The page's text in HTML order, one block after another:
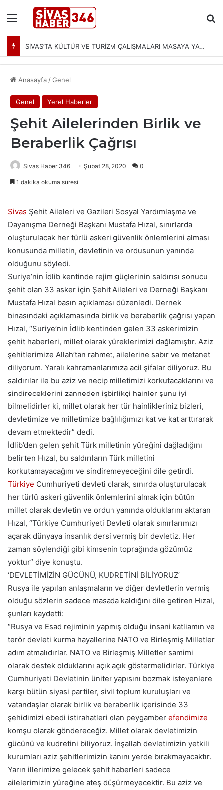
Menü
SİVAS’TA KÜLTÜR VE TURİZM ÇALIŞMALARI MASAYA YATIRILDI: YENİ PROJELER YOLDA
Anasayfa /Genel
Genel Yerel Haberler
Şehit Ailelerinden Birlik ve
Beraberlik Çağrısı
Sivas Haber 346 Şubat 28, 2020 0
1 dakika okuma süresi
Sivas Şehit Aileleri ve Gazileri Sosyal Yardımlaşma ve
Dayanışma Derneği Başkanı Mustafa Hızal, sınırlarda
oluşturulacak her türlü askeri güvenlik önlemlerini alması
konusunda milletin, devletinin ve ordusunun yanında
olduğunu söyledi.
Suriye’nin İdlib kentinde rejim güçlerinin saldırısı sonucu
şehit olan 33 asker için Şehit Aileleri ve Derneği Başkanı
Mustafa Hızal basın açıklaması düzenledi. Dernek
binasındaki açıklamasında birlik ve beraberlik çağrısı yapan
Hızal, “Suriye’nin İdlib kentinden gelen 33 askerimizin
şehit haberleri, millet olarak yüreklerimizi dağlamıştır. Aziz
şehitlerimize Allah’tan rahmet, ailelerine sabır ve metanet
diliyorum. Yaralı kahramanlarımıza acil şifalar diliyoruz. Bu
saldırılar ile bu aziz ve necip milletimizi korkutacaklarını ve
sindireceklerini zanneden işbirlikçi hainler şunu iyi
bilmelidirler ki, millet olarak her tür hainlikleriniz bizleri,
devletimize ve milletimize bağlılığımızı kat ve kat arttırarak
devam etmektedir” dedi.
İdlib’den gelen şehit Türk milletinin yüreğini dağladığını
belirten Hızal, bu saldırıların Türk milletini
korkutamayacağını ve sindiremeyeceğini dile getirdi.
Türkiye Cumhuriyeti devleti olarak, sınırda oluşturulacak
her türlü askeri güvenlik önlemlerini almak için bütün
millet olarak devletin ve ordun yanında olduklarını aktaran
Hızal, “Türkiye Cumhuriyeti Devleti olarak sınırlarımızı
açarak dünyaya insanlık dersi vermiş bir devletiz. Her
zaman söylendiği gibi kimsenin toprağında gözümüz
yoktur” diye konuştu.
‘DEVLETİMİZİN GÜCÜNÜ, KUDRETİNİ BİLİYORUZ’
Rusya ile yapılan anlaşmaların ve diğer devletlerin vermiş
olduğu sözlerin sadece masada kaldığını dile getiren Hızal,
şunları kaydetti:
“Rusya ve Esad rejiminin yapmış olduğu insani katliamın ve
terör devleti kurma hayallerine NATO ve Birleşmiş Milletler
adım atmalıdırlar. NATO ve Birleşmiş Milletler samimi
olarak destek olduklarını açık açık göstermelidirler. Türkiye
Cumhuriyeti Devletinin üniter yapısını bozmak isteyenlere
karşı bütün siyasi partiler, sivil toplum kuruluşları ve
vatandaşlar olarak birlik ve beraberlik içerisinde 33
şehidimizi ebedi istirahatleri olan peygamber efendimize
komşu olarak göndereceğiz. Millet olarak devletimizin
gücünü ve kudretini biliyoruz. İnşallah devletimizin yetkili
kurumları aziz şehitlerimizin kanını yerde bırakmayacaktır.
Yarın illerimize gelecek şehit haberleri sadece
ailelerimizin yüreğine ateş düşürmeyecektir. Bu aziz ve